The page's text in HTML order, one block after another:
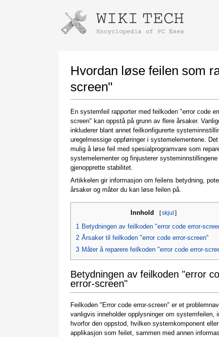
Hvordan løse feilen som
screen"
En systemfeil rapporter med feilkoden "error code
screen" kan oppstå på grunn av flere årsaker.
inkluderer blant annet feilkonfigurerte
uregelmessige oppføringer i systemelementene.
mulig å løse feil med spesialprogramvare som
systemelementer og finjusterer systeminnstillingene
gjenopprette stabilitet.
Artikkelen gir informasjon om feilens betydning,
årsaker og måter du kan løse feilen på.
Innhold [skjul ]
1 Betydningen av feilkoden "error code error-
2 Årsaker til feilkoden "error code error-screen"
3 Måter å reparere feilkoden "error code error-
Betydningen av feilkoden "error
error-screen"
Feilkoden "Error code error-screen" er et
vanligvis inneholder opplysninger om systemfeilen,
hvorfor den oppstod, hvilken systemkomponent eller
applikasjon som feilet, sammen med annen
Instructions for downloading using
Once the download is complete, click on the
downloaded file link